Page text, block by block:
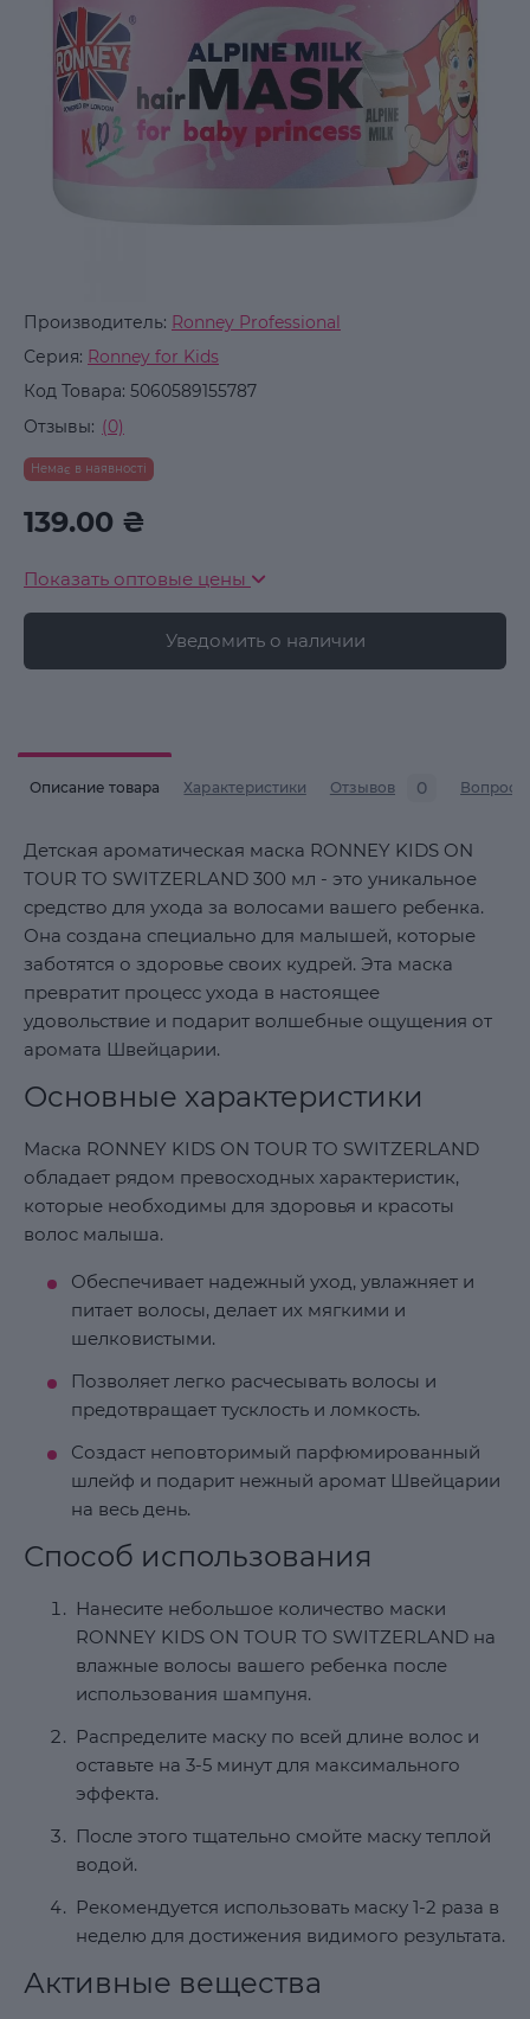
Производитель: Ronney Professional
Серия: Ronney for Kids
Код Товара: 5060589155787
Отзывы: (0)
Немає в наявності
139.00 ₴
Показать оптовые цены
Уведомить о наличии
Описание товара Характеристики Отзывов 0 Вопросы
Детская ароматическая маска RONNEY KIDS ON
TOUR TO SWITZERLAND 300 мл - это уникальное
средство для ухода за волосами вашего ребенка.
Она создана специально для малышей, которые
заботятся о здоровье своих кудрей. Эта маска
превратит процесс ухода в настоящее
удовольствие и подарит волшебные ощущения от
аромата Швейцарии.
Основные характеристики
Маска RONNEY KIDS ON TOUR TO SWITZERLAND
обладает рядом превосходных характеристик,
которые необходимы для здоровья и красоты
волос малыша.
Обеспечивает надежный уход, увлажняет и
питает волосы, делает их мягкими и
шелковистыми.
Позволяет легко расчесывать волосы и
предотвращает тусклость и ломкость.
Создаст неповторимый парфюмированный
шлейф и подарит нежный аромат Швейцарии
на весь день.
Способ использования
Нанесите небольшое количество маски
RONNEY KIDS ON TOUR TO SWITZERLAND на
влажные волосы вашего ребенка после
использования шампуня.
Распределите маску по всей длине волос и
оставьте на 3-5 минут для максимального
эффекта.
После этого тщательно смойте маску теплой
водой.
Рекомендуется использовать маску 1-2 раза в
неделю для достижения видимого результата.
Активные вещества